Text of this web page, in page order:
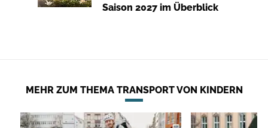
Saison 2027 im Überblick
MEHR ZUM THEMA TRANSPORT VON KINDERN